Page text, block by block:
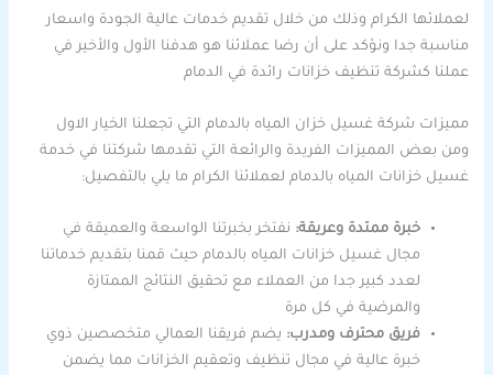
لعملائها الكرام وذلك من خلال تقديم خدمات عالية الجودة واسعار
مناسبة جدا ونؤكد على أن رضا عملائنا هو هدفنا الأول والأخير في
عملنا كشركة تنظيف خزانات رائدة في الدمام
مميزات شركة غسيل خزان المياه بالدمام التي تجعلنا الخيار الاول
ومن بعض المميزات الفريدة والرائعة التي تقدمها شركتنا في خدمة
غسيل خزانات المياه بالدمام لعملائنا الكرام ما يلي بالتفصيل:
خبرة ممتدة وعريقة: نفتخر بخبرتنا الواسعة والعميقة في
مجال غسيل خزانات المياه بالدمام حيث قمنا بتقديم خدماتنا
لعدد كبير جدا من العملاء مع تحقيق النتائج الممتازة
والمرضية في كل مرة
فريق محترف ومدرب: يضم فريقنا العمالي متخصصين ذوي
خبرة عالية في مجال تنظيف وتعقيم الخزانات مما يضمن